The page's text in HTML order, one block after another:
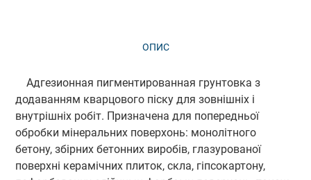
ОПИС
ВІДГУКИ (0)
Адгезионная пигментированная грунтовка з
додаванням кварцового піску для зовнішніх і
внутрішніх робіт. Призначена для попередньої
обробки мінеральних поверхонь: монолітного
бетону, збірних бетонних виробів, глазурованої
поверхні керамічних плиток, скла, гіпсокартону,